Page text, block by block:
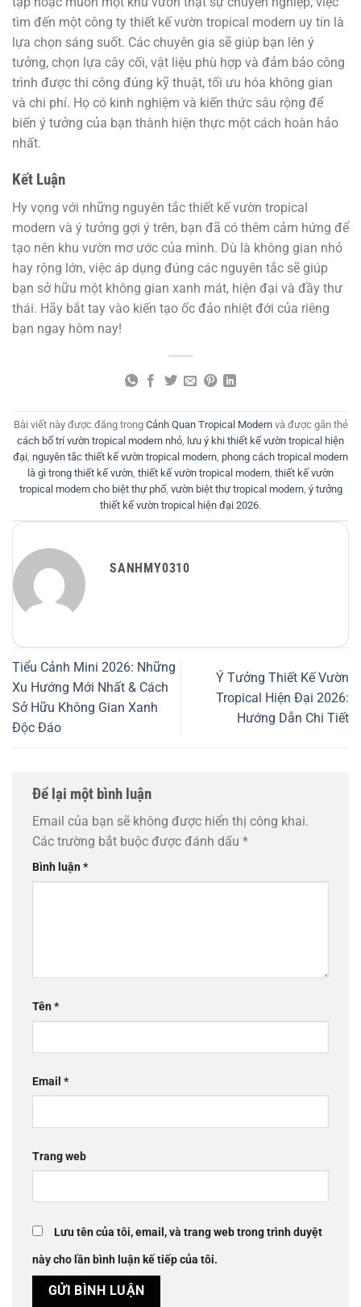
tìm đến một công ty thiết kế vườn tropical modern uy tín là
lựa chọn sáng suốt. Các chuyên gia sẽ giúp bạn lên ý
tưởng, chọn lựa cây cối, vật liệu phù hợp và đảm bảo công
trình được thi công đúng kỹ thuật, tối ưu hóa không gian
và chi phí. Họ có kinh nghiệm và kiến thức sâu rộng để
biến ý tưởng của bạn thành hiện thực một cách hoàn hảo
nhất.
Kết Luận
Hy vọng với những nguyên tắc thiết kế vườn tropical
modern và ý tưởng gợi ý trên, bạn đã có thêm cảm hứng để
tạo nên khu vườn mơ ước của mình. Dù là không gian nhỏ
hay rộng lớn, việc áp dụng đúng các nguyên tắc sẽ giúp
bạn sở hữu một không gian xanh mát, hiện đại và đầy thư
thái. Hãy bắt tay vào kiến tạo ốc đảo nhiệt đới của riêng
bạn ngay hôm nay!
Bài viết này được đăng trong Cảnh Quan Tropical Modernvà được gắn thẻ
cách bố trí vườn tropical modern nhỏ, lưu ý khi thiết kế vườn tropical hiện
đại, nguyên tắc thiết kế vườn tropical modern, phong cách tropical modern
là gì trong thiết kế vườn, thiết kế vườn tropical modern, thiết kế vườn
tropical modern cho biệt thự phố, vườn biệt thự tropical modern, ý tưởng
thiết kế vườn tropical hiện đại 2026.
SANHMY0310
Tiểu Cảnh Mini 2026: Những
Xu Hướng Mới Nhất & Cách
Sở Hữu Không Gian Xanh
Độc Đáo
Ý Tưởng Thiết Kế Vườn
Tropical Hiện Đại 2026:
Hướng Dẫn Chi Tiết
Để lại một bình luận
Email của bạn sẽ không được hiển thị công khai.
Các trường bắt buộc được đánh dấu *
Bình luận*
Tên*
Email *
Trang web
Lưu tên của tôi, email, và trang web trong trình duyệt
này cho lần bình luận kế tiếp của tôi.